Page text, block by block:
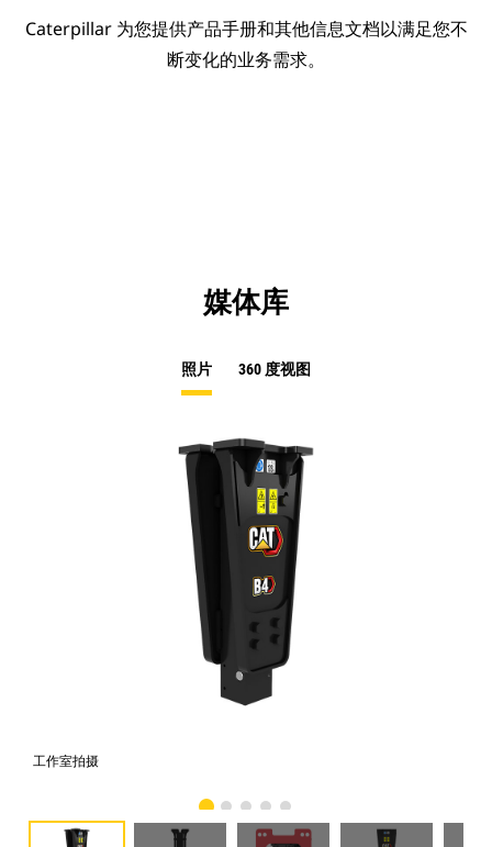
Caterpillar 为您提供产品手册和其他信息文档以满足您不
断变化的业务需求。
媒体库
照片 360 度视图
工作室拍摄